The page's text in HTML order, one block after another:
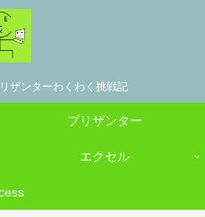
ザンターわくわく挑戦記
プリザンター
エクセル